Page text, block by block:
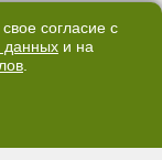
до всеобщего
портал
службой по
коммуникаций
от 02.09.2019
согласие с
данных и на
.